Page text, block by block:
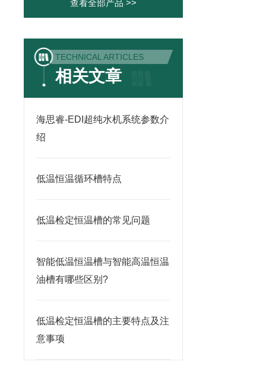
查看全部产品 >>
TECHNICAL ARTICLES
相关文章
海思睿-EDI超纯水机系统参数介
绍
低温恒温循环槽特点
低温检定恒温槽的常见问题
智能低温恒温槽与智能高温恒温
油槽有哪些区别?
低温检定恒温槽的主要特点及注
意事项